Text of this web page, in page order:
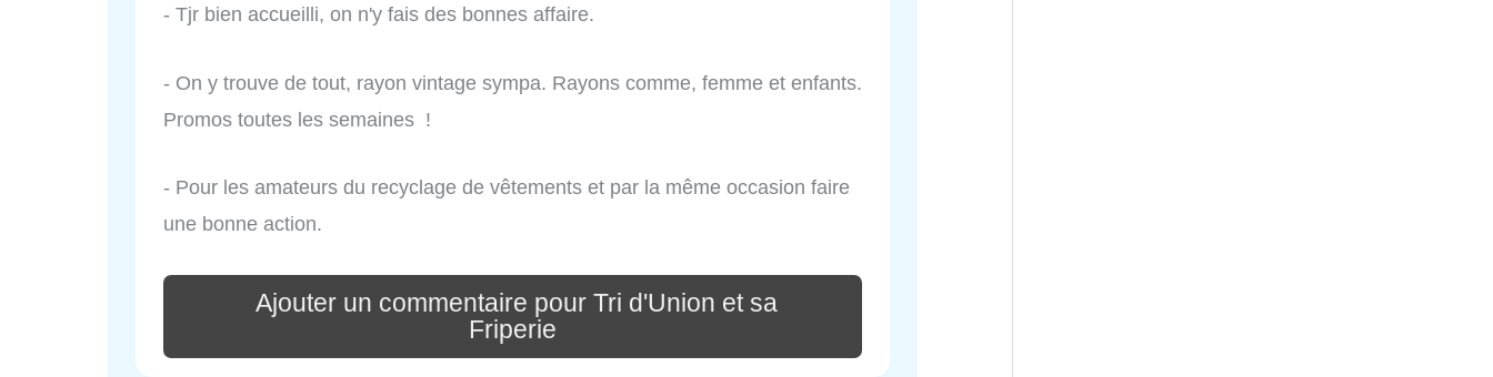
- Tjr bien accueilli, on n'y fais des bonnes affaire.
- On y trouve de tout, rayon vintage sympa. Rayons comme, femme et enfants.
Promos toutes les semaines !
- Pour les amateurs du recyclage de vêtements et par la même occasion faire
une bonne action.
Ajouter un commentaire pour Tri d'Union et sa
Friperie